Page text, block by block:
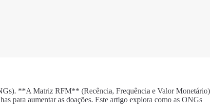
**A Matriz RFM** (Recência, Frequência e Valor Monetário)
para aumentar as doações. Este artigo explora como as ONGs